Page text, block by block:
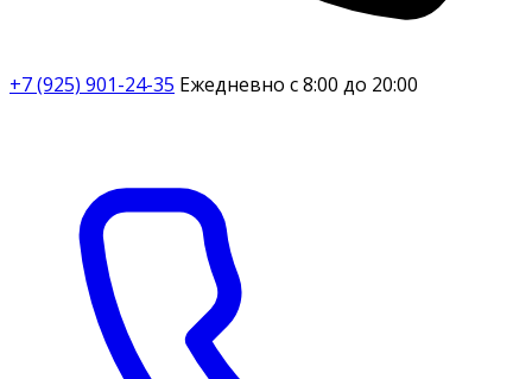
+7 (925) 901-24-35 Ежедневно с 8:00 до 20:00